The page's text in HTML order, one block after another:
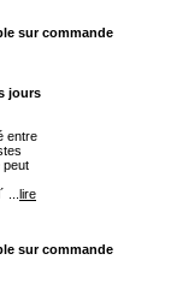
sur commande
jours
entre
peut
lire
sur commande